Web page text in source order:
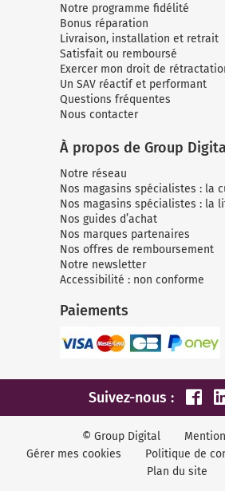
Notre programme fidélité
Bonus réparation
Livraison, installation et retrait
Satisfait ou remboursé
Exercer mon droit de
Un SAV réactif et performant
Questions fréquentes
Nous contacter
À propos de Group
Notre réseau
Nos magasins spécialistes : la
Nos magasins spécialistes : la
Nos guides d’achat
Nos marques partenaires
Nos offres de remboursement
Notre newsletter
Accessibilité : non conforme
Paiements
Suivez-nous :
© Group Digital
Gérer mes cookies
Politique de
Plan du site